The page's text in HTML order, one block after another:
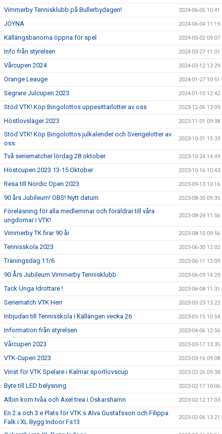
Vimmerby Tennisklubb på Bullerbydagen! 2024-06-05 10:41
JOYNA 2024-06-04 11:19
Källängsbanorna öppna för spel 2024-05-02 09:07
Info från styrelsen 2024-03-27 11:01
Vårcupen 2024 2024-03-12 13:29
Orange Leauge 2024-01-27 10:51
Segrare Julcupen 2023 2024-01-10 12:42
Stöd VTK! Köp Bingolottos uppesittarlotter av oss 2023-12-06 13:09
Höstlovsläger 2023 2023-11-01 09:38
Stöd VTK! Köp Bingolottos julkalender och Sverigelotter av
oss.
2023-10-31 15:33
Två seriematcher lördag 28 oktober 2023-10-24 14:49
Höstcupen 2023 13-15 Oktober 2023-10-16 10:43
Resa till Nordic Open 2023 2023-09-13 10:16
90 års Jubileum! OBS! Nytt datum 2023-08-30 09:35
Föreläsning för alla medlemmar och föräldrar till våra
ungdomar i VTK!
2023-08-24 11:56
Vimmerby TK firar 90 år 2023-08-10 09:56
Tennisskola 2023 2023-06-30 12:02
Träningsdag 11/6 2023-06-11 12:09
90 Års Jubileum Vimmerby Tennisklubb 2023-06-09 14:29
Tack Unga Idrottare ! 2023-06-08 11:31
Seriematch VTK Herr 2023-05-23 13:22
Inbjudan till Tennisskola i Källängen vecka 26 2023-05-15 10:54
Information från styrelsen 2023-04-06 12:56
Vårcupen 2023 2023-03-17 13:35
VTK-Cupen 2023 2023-03-16 09:08
Vinst för VTK Spelare i Kalmar sportlovscup 2023-02-26 09:38
Byte till LED belysning 2023-02-17 10:06
Albin kom tvåa och Axel trea i Oskarshamn 2023-02-12 17:03
En 2:a och 3:e Plats för VTK:s Alva Gustafsson och Filippa
Falk i XL Bygg Indoor Fs13
2023-02-06 13:21